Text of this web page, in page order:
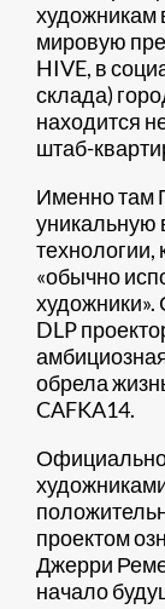
художникам
мировую
HIVE, в
склада)
находится
штаб-
Именно там
уникальную
технологии,
«обычно
DLP
обрела
CAFKA14.
проектом
Джерри
начало